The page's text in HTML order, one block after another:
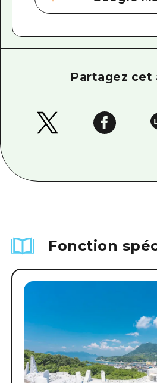
Partagez cet
Fonction